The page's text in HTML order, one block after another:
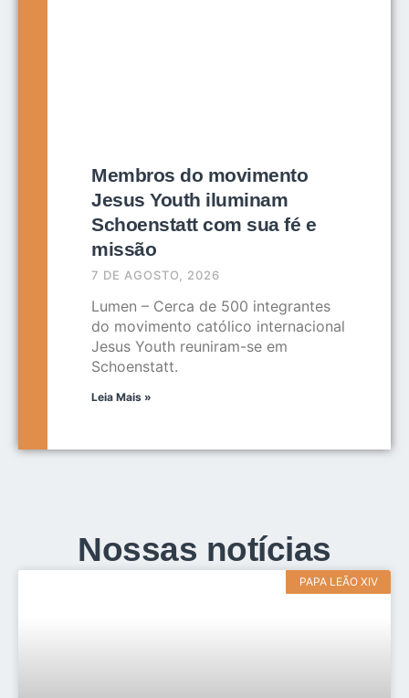
Membros do movimento
Jesus Youth iluminam
Schoenstatt com sua fé e
missão
7 DE AGOSTO, 2026
Lumen – Cerca de 500 integrantes
do movimento católico internacional
Jesus Youth reuniram-se em
Schoenstatt.
Leia Mais »
Nossas notícias
PAPA LEÃO XIV